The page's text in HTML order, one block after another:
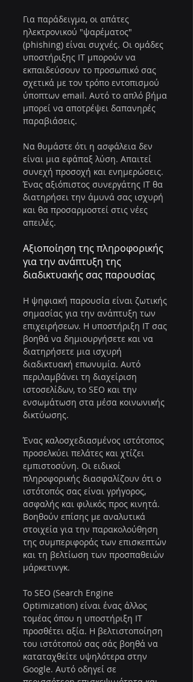
Για παράδειγμα, οι απάτες
ηλεκτρονικού "ψαρέματος"
(phishing) είναι συχνές. Οι ομάδες
υποστήριξης IT μπορούν να
εκπαιδεύσουν το προσωπικό σας
σχετικά με τον τρόπο εντοπισμού
ύποπτων email. Αυτό το απλό βήμα
μπορεί να αποτρέψει δαπανηρές
παραβιάσεις.
Να θυμάστε ότι η ασφάλεια δεν
είναι μια εφάπαξ λύση. Απαιτεί
συνεχή προσοχή και ενημερώσεις.
Ένας αξιόπιστος συνεργάτης IT θα
διατηρήσει την άμυνά σας ισχυρή
και θα προσαρμοστεί στις νέες
απειλές.
Αξιοποίηση της πληροφορικής
για την ανάπτυξη της
διαδικτυακής σας παρουσίας
Η ψηφιακή παρουσία είναι ζωτικής
σημασίας για την ανάπτυξη των
επιχειρήσεων. Η υποστήριξη IT σας
βοηθά να δημιουργήσετε και να
διατηρήσετε μια ισχυρή
διαδικτυακή επωνυμία. Αυτό
περιλαμβάνει τη διαχείριση
ιστοσελίδων, το SEO και την
ενσωμάτωση στα μέσα κοινωνικής
δικτύωσης.
Ένας καλοσχεδιασμένος ιστότοπος
προσελκύει πελάτες και χτίζει
εμπιστοσύνη. Οι ειδικοί
πληροφορικής διασφαλίζουν ότι ο
ιστότοπός σας είναι γρήγορος,
ασφαλής και φιλικός προς κινητά.
Βοηθούν επίσης με αναλυτικά
στοιχεία για την παρακολούθηση
της συμπεριφοράς των επισκεπτών
και τη βελτίωση των προσπαθειών
μάρκετινγκ.
Το SEO (Search Engine
Optimization) είναι ένας άλλος
τομέας όπου η υποστήριξη IT
προσθέτει αξία. Η βελτιστοποίηση
του ιστότοπού σας σάς βοηθά να
καταταχθείτε υψηλότερα στην
Google. Αυτό οδηγεί σε